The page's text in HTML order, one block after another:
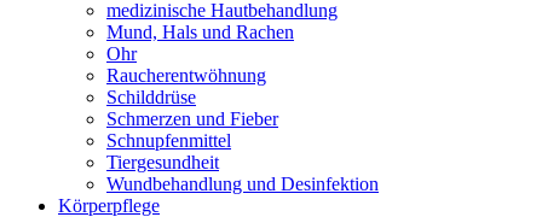
medizinische Hautbehandlung
Mund, Hals und Rachen
Ohr
Raucherentwöhnung
Schilddrüse
Schmerzen und Fieber
Schnupfenmittel
Tiergesundheit
Wundbehandlung und Desinfektion
Körperpflege